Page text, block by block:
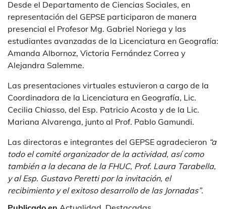
Desde el Departamento de Ciencias Sociales, en
representación del GEPSE participaron de manera
presencial el Profesor Mg. Gabriel Noriega y las
estudiantes avanzadas de la Licenciatura en Geografía:
Amanda Albornoz, Victoria Fernández Correa y
Alejandra Salemme.
Las presentaciones virtuales estuvieron a cargo de la
Coordinadora de la Licenciatura en Geografía, Lic.
Cecilia Chiasso, del Esp. Patricio Acosta y de la Lic.
Mariana Alvarenga, junto al Prof. Pablo Gamundi.
Las directoras e integrantes del GEPSE agradecieron “a
todo el comité organizador de la actividad, así como
también a la decana de la FHUC, Prof. Laura Tarabella,
y al Esp. Gustavo Peretti por la invitación, el
recibimiento y el exitoso desarrollo de las Jornadas”.